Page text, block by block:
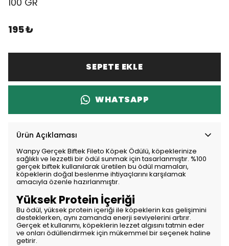
195 ₺
SEPETE EKLE
WHATSAPP
Ürün Açıklaması
Wanpy Gerçek Biftek Fileto Köpek Ödülü, köpeklerinize
sağlıklı ve lezzetli bir ödül sunmak için tasarlanmıştır. %100
gerçek biftek kullanılarak üretilen bu ödül mamaları,
köpeklerin doğal beslenme ihtiyaçlarını karşılamak
amacıyla özenle hazırlanmıştır.
Yüksek Protein İçeriği
Bu ödül, yüksek protein içeriği ile köpeklerin kas gelişimini
desteklerken, aynı zamanda enerji seviyelerini artırır.
Gerçek et kullanımı, köpeklerin lezzet algısını tatmin eder
ve onları ödüllendirmek için mükemmel bir seçenek haline
getirir.